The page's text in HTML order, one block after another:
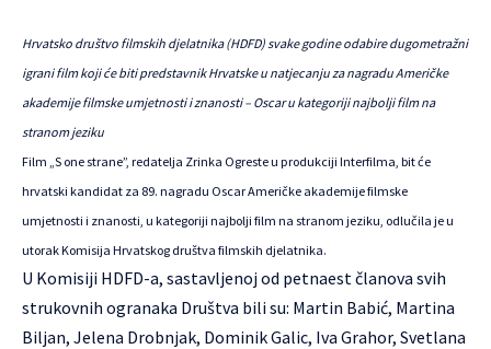
Hrvatsko društvo filmskih djelatnika (HDFD) svake godine odabire dugometražni
igrani film koji će biti predstavnik Hrvatske u natjecanju za nagradu Američke
akademije filmske umjetnosti i znanosti – Oscar u kategoriji najbolji film na
stranom jeziku
Film „S one strane”, redatelja Zrinka Ogreste u produkciji Interfilma, bit će
hrvatski kandidat za 89. nagradu Oscar Američke akademije filmske
umjetnosti i znanosti, u kategoriji najbolji film na stranom jeziku, odlučila je u
utorak Komisija Hrvatskog društva filmskih djelatnika.
U Komisiji HDFD-a, sastavljenoj od petnaest članova svih
strukovnih ogranaka Društva bili su: Martin Babić, Martina
Biljan, Jelena Drobnjak, Dominik Galic, Iva Grahor, Svetlana